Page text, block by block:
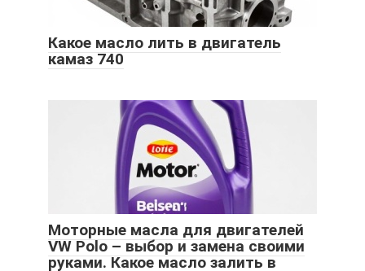
Какое масло лить в двигатель
камаз 740
Моторные масла для двигателей
VW Polo – выбор и замена своими
руками. Какое масло залить в